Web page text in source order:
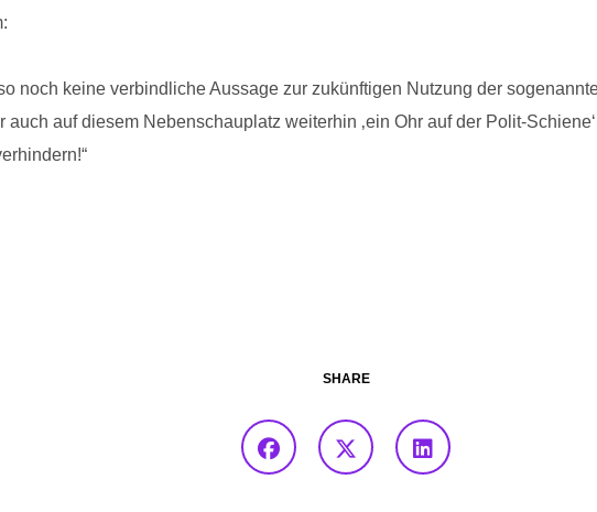
noch keine verbindliche Aussage zur zukünftigen Nutzung der
auf diesem Nebenschauplatz weiterhin ‚ein Ohr auf der Polit-
SHARE